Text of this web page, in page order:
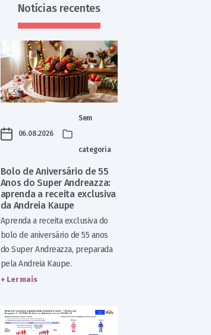
Notícias recentes
06.08.2026
Sem
categoria
Bolo de Aniversário de 55
Anos do Super Andreazza:
aprenda a receita exclusiva
da Andreia Kaupe
Aprenda a receita exclusiva do
bolo de aniversário de 55 anos
do Super Andreazza, preparada
pela Andreia Kaupe.
+ Ler mais